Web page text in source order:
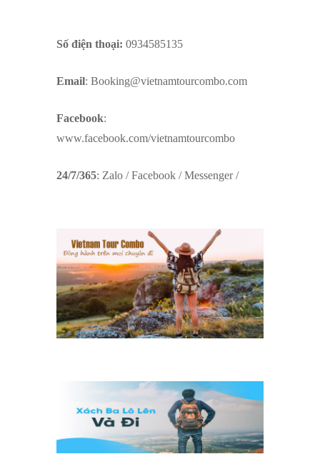
Số điện thoại: 0934585135
Email: Booking@vietnamtourcombo.com
Facebook:
www.facebook.com/vietnamtourcombo
24/7/365: Zalo / Facebook / Messenger /